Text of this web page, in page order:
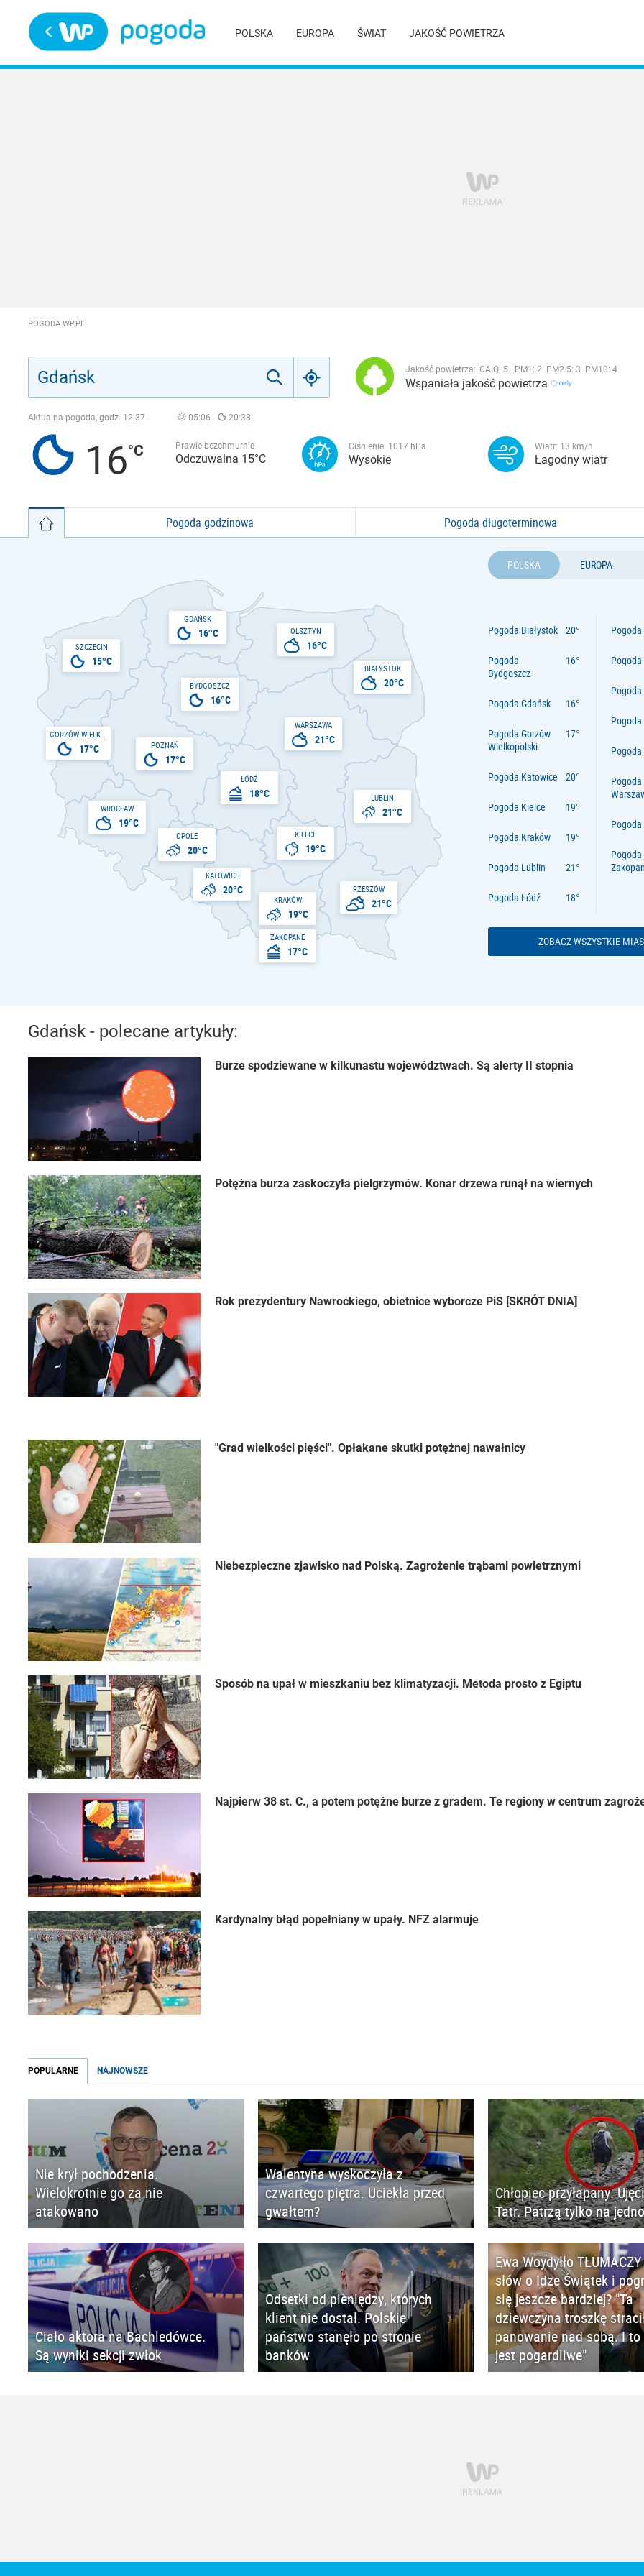
POLSKA EUROPA ŚWIAT JAKOŚĆ POWIETRZA
POGODA WP.PL
Jakość powietrza: CAIQ: 5 PM1: 2 PM2.5: 3 PM10: 4
Wspaniała jakość powietrza
Aktualna pogoda, godz. 12:37 05:06 20:38
16 Prawie bezchmurnie
Odczuwalna 15°C
Ciśnienie: 1017 hPa
Wysokie
Wiatr: 13 km/h
Łagodny wiatr
Pogoda godzinowa Pogoda długoterminowa
BIAŁYSTOK
20°C
BYDGOSZCZ
16°C
GDAŃSK
16°C
17°C
KATOWICE
20°C
KIELCE
19°C
KRAKÓW
19°C
LUBLIN
21°C
ŁÓDŹ
18°C
OLSZTYN
16°C
OPOLE
20°C
POZNAŃ
17°C
RZESZÓW
21°C
SZCZECIN
15°C
WARSZAWA
21°C
WROCŁAW
19°C
ZAKOPANE
17°C
POLSKA EUROPA
Pogoda Białystok
Pogoda
Bydgoszcz
Pogoda Gdańsk
Pogoda Gorzów
Wielkopolski
Pogoda Katowice
Pogoda Kielce
Pogoda Kraków
Pogoda Lublin
Pogoda Łódź
Pogoda
Pogoda
Pogoda
ZOBACZ WSZYSTKIE
Gdańsk - polecane artykuły:
Burze spodziewane w kilkunastu województwach. Są alerty II stopnia
Potężna burza zaskoczyła pielgrzymów. Konar drzewa runął na wiernych
Rok prezydentury Nawrockiego, obietnice wyborcze PiS [SKRÓT DNIA]
"Grad wielkości pięści". Opłakane skutki potężnej nawałnicy
Niebezpieczne zjawisko nad Polską. Zagrożenie trąbami powietrznymi
Sposób na upał w mieszkaniu bez klimatyzacji. Metoda prosto z Egiptu
Najpierw 38 st. C., a potem potężne burze z gradem. Te regiony w centrum
Kardynalny błąd popełniany w upały. NFZ alarmuje
POPULARNE NAJNOWSZE
Nie krył pochodzenia.
Wielokrotnie go za nie
atakowano
Walentyna wyskoczyła z
czwartego piętra. Uciekła przed
gwałtem?
Chłopiec przyłapany.
Tatr. Patrzą tylko na jedno
Ciało aktora na Bachledówce.
Są wyniki sekcji zwłok
Odsetki od pieniędzy, których
klient nie dostał. Polskie
państwo stanęło po stronie
banków
Ewa Woydyłło
słów o Idze Świątek i
się jeszcze bardziej? "Ta
dziewczyna troszkę
panowanie nad sobą. I
jest pogardliwe"